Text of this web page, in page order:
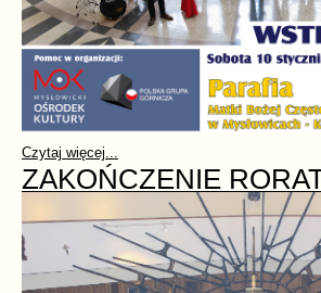
Czytaj więcej...
ZAKOŃCZENIE